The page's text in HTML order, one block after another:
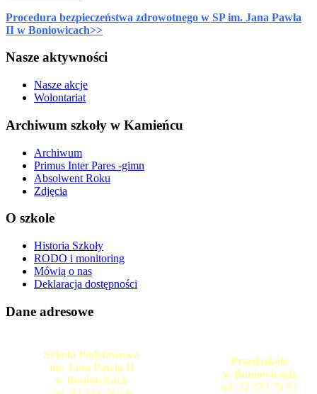
Procedura bezpieczeństwa zdrowotnego w SP im. Jana Pawła
II w Boniowicach>>
Nasze aktywności
Nasze akcje
Wolontariat
Archiwum szkoły w Kamieńcu
Archiwum
Primus Inter Pares -gimn
Absolwent Roku
Zdjęcia
O szkole
Historia Szkoły
RODO i monitoring
Mówią o nas
Deklaracja dostępności
Dane adresowe
Szkoła Podstawowa
im. Jana Pawła II
w Boniowicach
Przedszkole
w Boniowicach
tel. 32 233 79 03